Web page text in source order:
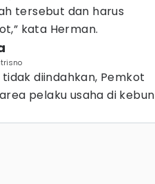
tersebut dan harus
kata Herman.
diindahkan, Pemkot
pelaku usaha di kebun